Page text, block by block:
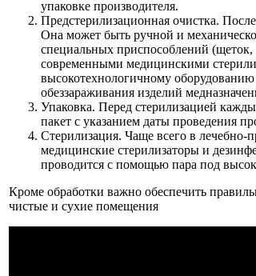
упаковке производителя.
Предстерилизационная очистка.
Она может быть ручной и
специальных приспособлений
современными медицинскими
высокотехнологичному
обеззараживания изделий
Упаковка. Перед стерилизацией
пакет с указанием даты проведения
Стерилизация. Чаще всего в
медицинские стерилизаторы и
проводится с помощью пара под
Кроме обработки важно обеспечить
чистые и сухие помещения